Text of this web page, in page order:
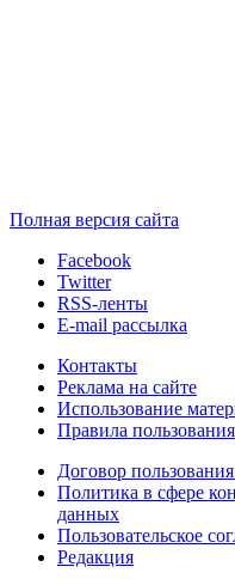
Полная версия сайта
Facebook
Twitter
RSS-ленты
E-mail рассылка
Контакты
Реклама на сайте
Использование
Правила
Договор
Политика в сфере
данных
Пользовательское
Редакция